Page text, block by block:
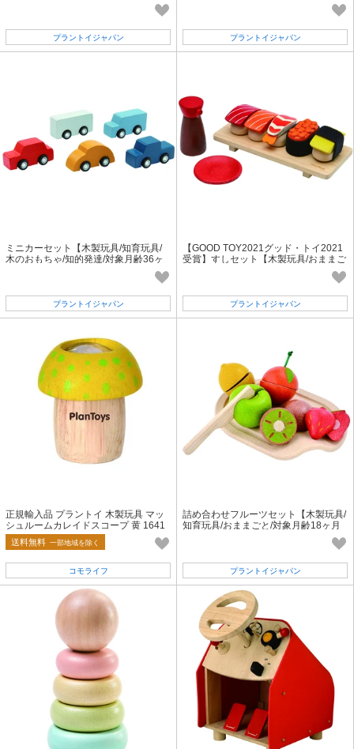
プラントイジャパン プラントイジャパン
ミニカーセット【木製玩具/知育玩具/
木のおもちゃ/知的発達/対象月齢36ヶ
プラントイジャパン
【GOOD TOY2021グッド・トイ2021
受賞】すしセット【木製玩具/おままご
プラントイジャパン
正規輸入品 プラントイ 木製玩具 マッ
シュルームカレイドスコープ 黄 1641
送料無料 一部地域を除く
コモライフ
詰め合わせフルーツセット【木製玩具/
知育玩具/おままごと/対象月齢18ヶ月
プラントイジャパン